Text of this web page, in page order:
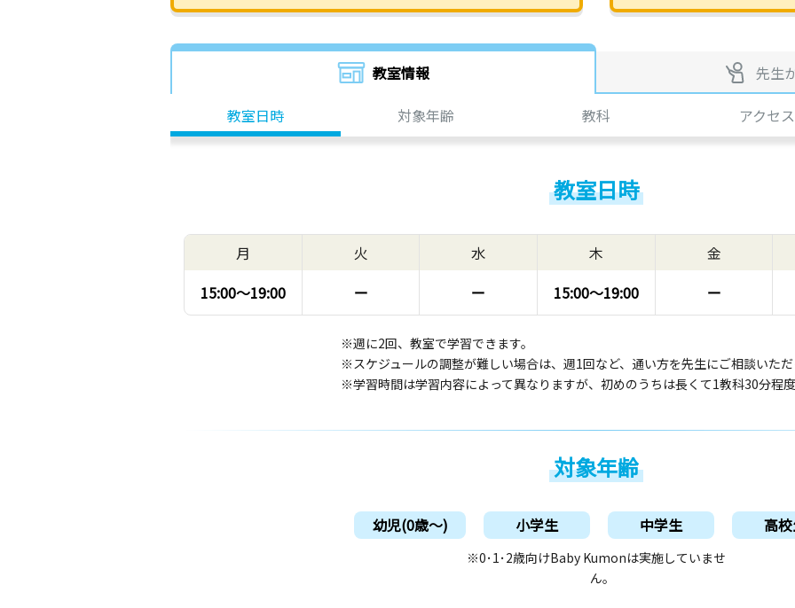
教室情報
先生
教室日時
対象年齢 教科 アクセス
教室日時
月
15:00〜19:00
火
ー
水
ー
木
15:00〜19:00
金
ー
※週に2回、教室で学習できます。
※スケジュールの調整が難しい場合は、週1回など、通い方を先生にご相談いた
※学習時間は学習内容によって異なりますが、初めのうちは長くて1教科30分程
対象年齢
幼児(0歳〜) 小学生 中学生 高
※0･1･2歳向けBaby Kumonは実施していませ
ん。